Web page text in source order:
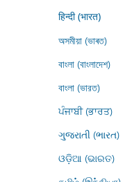
हिन्दी (भारत)
অসমীয়া (ভাৰত)
বাংলা (বাংলাদেশ)
বাংলা (ভারত)
ਪੰਜਾਬੀ (ਭਾਰਤ)
ગુજરાતી (ભારત)
ଓଡ଼ିଆ (ଭାରତ)